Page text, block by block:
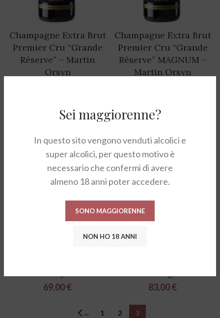
Sei maggiorenne?
In questo sito vengono venduti alcolici e
super alcolici, per questo motivo è
necessario che confermi di avere
almeno 18 anni poter accedere.
SONO MAGGIORENNE
NON HO 18 ANNI
Champagne Extra Brut
Premier Cru “Grande
Réserve” – Martin
Orsyn
Champagne Extra Brut
Premier Cru “Grande
Réserve” MAGNUM –
Martin Orsyn
69,00€ 83,00€
← 1 2 3